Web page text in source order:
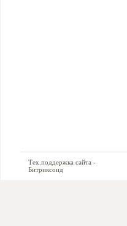
Тех.поддержка сайта -
Битриксоид